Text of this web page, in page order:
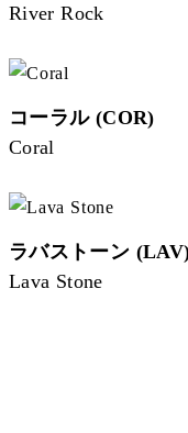
River Rock
コーラル (COR)
Coral
ラバストーン
Lava Stone